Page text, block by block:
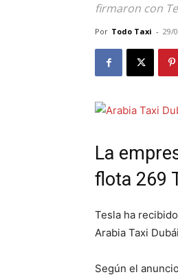
firmaron con
Por Todo Taxi - 29/
La
flota 269
Tesla ha
Arabia Taxi
Según el